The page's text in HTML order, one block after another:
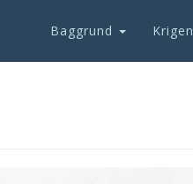
Baggrund Krigen